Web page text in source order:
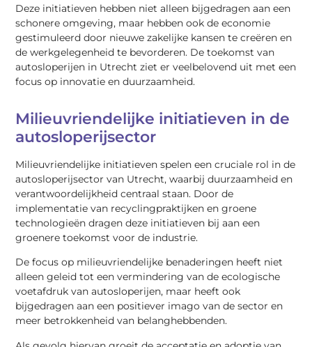
Deze initiatieven hebben niet alleen bijgedragen aan een
schonere omgeving, maar hebben ook de economie
gestimuleerd door nieuwe zakelijke kansen te creëren en
de werkgelegenheid te bevorderen. De toekomst van
autosloperijen in Utrecht ziet er veelbelovend uit met een
focus op innovatie en duurzaamheid.
Milieuvriendelijke initiatieven in de
autosloperijsector
Milieuvriendelijke initiatieven spelen een cruciale rol in de
autosloperijsector van Utrecht, waarbij duurzaamheid en
verantwoordelijkheid centraal staan. Door de
implementatie van recyclingpraktijken en groene
technologieën dragen deze initiatieven bij aan een
groenere toekomst voor de industrie.
De focus op milieuvriendelijke benaderingen heeft niet
alleen geleid tot een vermindering van de ecologische
voetafdruk van autosloperijen, maar heeft ook
bijgedragen aan een positiever imago van de sector en
meer betrokkenheid van belanghebbenden.